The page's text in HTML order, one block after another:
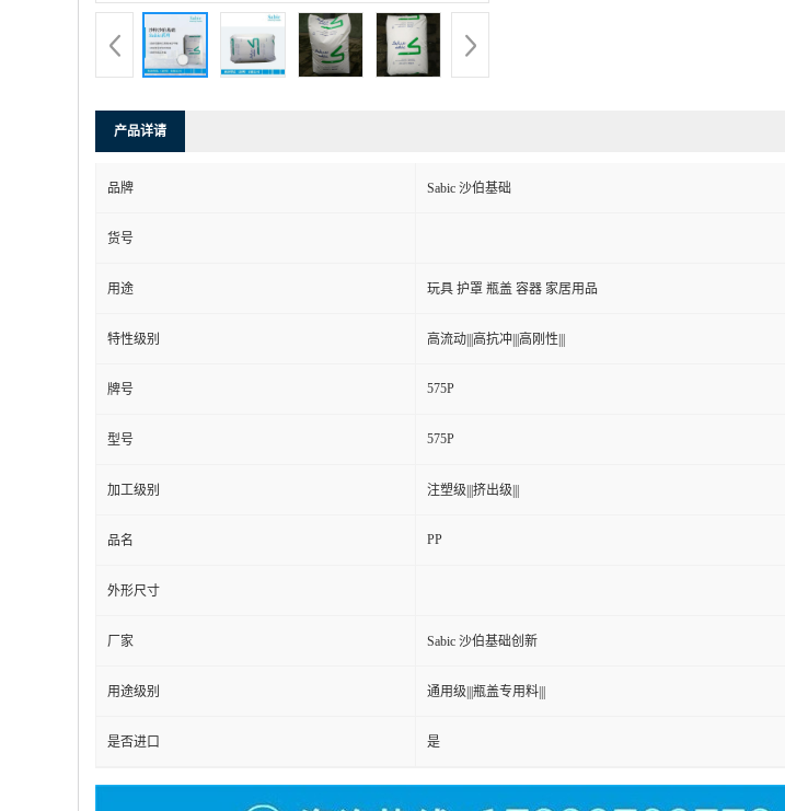
产品详请
品牌 Sabic 沙伯基础
货号
用途 玩具 护罩 瓶盖 容器 家居用品
特性级别 高流动|||高抗冲|||高刚性|||
牌号 575P
型号 575P
加工级别 注塑级|||挤出级|||
品名 PP
外形尺寸
厂家 Sabic 沙伯基础创新
用途级别 通用级|||瓶盖专用料|||
是否进口 是